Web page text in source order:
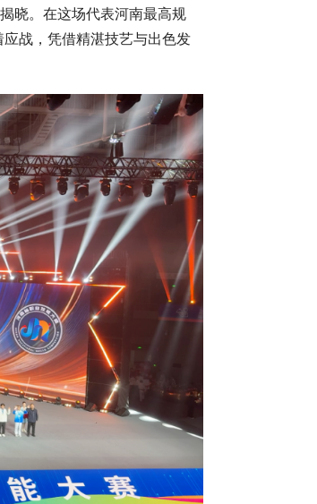
晓。在这场代表河南最高规
应战，凭借精湛技艺与出色发